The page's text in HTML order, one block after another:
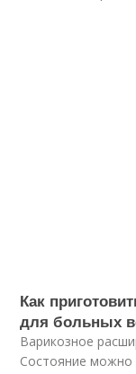
Как
для больных
Варикозное
Состояние можно